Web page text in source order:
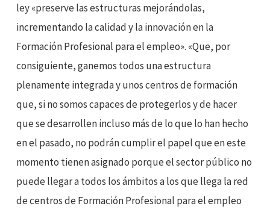
ley «preserve las estructuras mejorándolas,
incrementando la calidad y la innovación en la
Formación Profesional para el empleo». «Que, por
consiguiente, ganemos todos una estructura
plenamente integrada y unos centros de formación
que, si no somos capaces de protegerlos y de hacer
que se desarrollen incluso más de lo que lo han hecho
en el pasado, no podrán cumplir el papel que en este
momento tienen asignado porque el sector público no
puede llegar a todos los ámbitos a los que llega la red
de centros de Formación Profesional para el empleo